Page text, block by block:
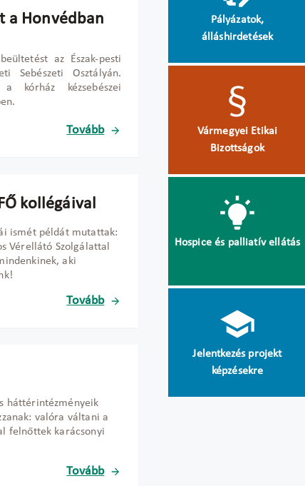
a Honvédban
az Észak-pesti
Sebészeti Osztályán.
kórház kézsebészei
Tovább
kollégáival
ismét példát mutattak:
Vérellátó Szolgálattal
aki
Tovább
háttérintézményeik
valóra váltani a
felnőttek karácsonyi
Tovább
Pályázatok,
álláshirdetések
Vármegyei Etikai
Bizottságok
Hospice és palliatív ellátás
Jelentkezés projekt
képzésekre